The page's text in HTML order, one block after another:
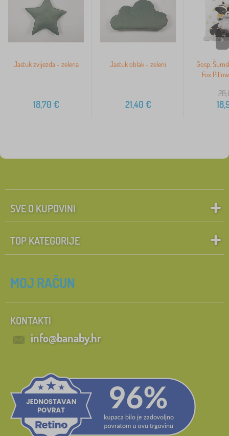
Jastuk zvijezda - zelena
18,70 €
Jastuk oblak - zeleni
21,40 €
Gosp.
Fox
>
SVE O KUPOVINI
TOP KATEGORIJE
MOJ RAČUN
KONTAKTI
info@banaby.hr